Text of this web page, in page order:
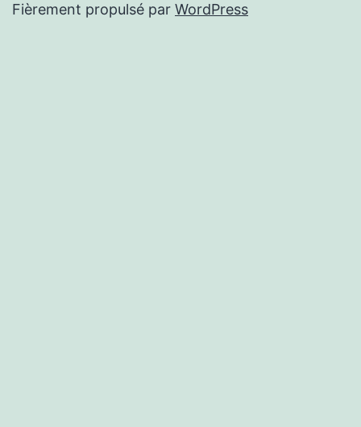
Fièrement propulsé par WordPress